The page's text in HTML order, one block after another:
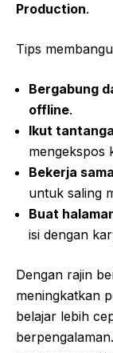
Production.
Tips
Bergabung
offline.
Ikut
mengekspos
Bekerja
untuk saling
Buat
isi dengan
Dengan rajin
meningkatkan
belajar lebih